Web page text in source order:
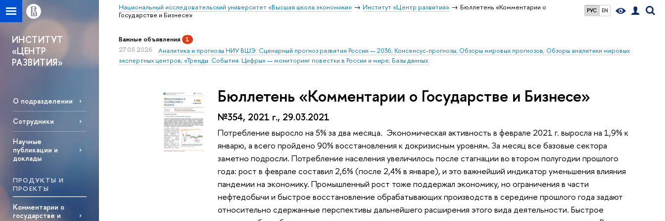
РУС EN
Национальный исследовательский университет «Высшая школа экономики» Институт «Центр развития»
Бюллетень «Комментарии о
Государстве и Бизнесе»
ИНСТИТУТ
«ЦЕНТР
РАЗВИТИЯ»
О подразделении
Сотрудники
Научные
публикации и
доклады
ПРОДУКТЫ И
ПРОЕКТЫ
Комментарии о
государстве и
Важные объявления 1
27.05.2026
Аналитика и прогнозы НИУ ВШЭ: Сценарный прогноз развития России — 2036; Консенсус-прогнозы; Обзоры мировых прогнозов; Обзоры аналитики мировых
экспертных центров; «Тренды. События. Цифры» — мониторинг повестки в России и мире; Базы данных.
Бюллетень «Комментарии о Государстве и Бизнесе»
№354, 2021 г., 29.03.2021
Потребление выросло на 5% за два месяца. Экономическая активность в феврале 2021 г. выросла на 1,9% к
январю, а всего пройдено 90% восстановления к докризисным уровням. За месяц все базовые сектора
заметно подросли. Потребление населения увеличилось после стагнации во втором полугодии прошлого
года: рост в феврале составил 2,6% (после 2,4% в январе), и это важнейший индикатор уменьшения влияния
пандемии на экономику. Промышленный рост тоже поддержал экономику, но ограничения в части
нефтедобычи и быстрое восстановление обрабатывающих производств в середине прошлого года задают
относительно сдержанные перспективы дальнейшего расширения этого вида деятельности. Быстрое